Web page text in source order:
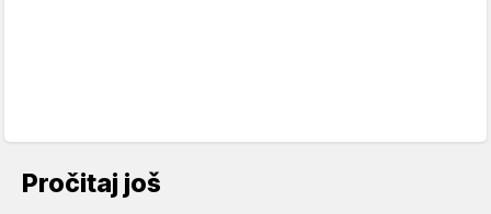
Pročitaj još